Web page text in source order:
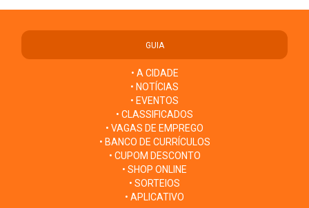
GUIA
• A CIDADE
• NOTÍCIAS
• EVENTOS
• CLASSIFICADOS
• VAGAS DE EMPREGO
• BANCO DE CURRÍCULOS
• CUPOM DESCONTO
• SHOP ONLINE
• SORTEIOS
• APLICATIVO